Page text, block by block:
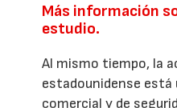
Más información
estudio.
Al mismo tiempo, la
estadounidense
comercial y de